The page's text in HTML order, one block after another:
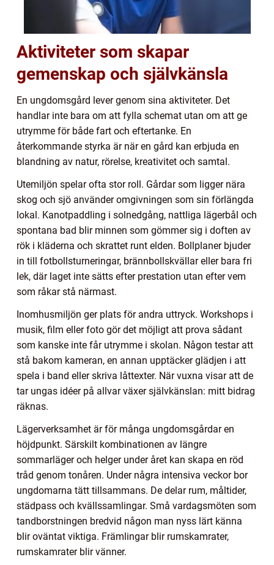
Aktiviteter som skapar
gemenskap och självkänsla
En ungdomsgård lever genom sina aktiviteter. Det
handlar inte bara om att fylla schemat utan om att ge
utrymme för både fart och eftertanke. En
återkommande styrka är när en gård kan erbjuda en
blandning av natur, rörelse, kreativitet och samtal.
Utemiljön spelar ofta stor roll. Gårdar som ligger nära
skog och sjö använder omgivningen som sin förlängda
lokal. Kanotpaddling i solnedgång, nattliga lägerbål och
spontana bad blir minnen som gömmer sig i doften av
rök i kläderna och skrattet runt elden. Bollplaner bjuder
in till fotbollsturneringar, brännbollskvällar eller bara fri
lek, där laget inte sätts efter prestation utan efter vem
som råkar stå närmast.
Inomhusmiljön ger plats för andra uttryck. Workshops i
musik, film eller foto gör det möjligt att prova sådant
som kanske inte får utrymme i skolan. Någon testar att
stå bakom kameran, en annan upptäcker glädjen i att
spela i band eller skriva låttexter. När vuxna visar att de
tar ungas idéer på allvar växer självkänslan: mitt bidrag
räknas.
Lägerverksamhet är för många ungdomsgårdar en
höjdpunkt. Särskilt kombinationen av längre
sommarläger och helger under året kan skapa en röd
tråd genom tonåren. Under några intensiva veckor bor
ungdomarna tätt tillsammans. De delar rum, måltider,
städpass och kvällssamlingar. Små vardagsmöten som
tandborstningen bredvid någon man nyss lärt känna
blir oväntat viktiga. Främlingar blir rumskamrater,
rumskamrater blir vänner.